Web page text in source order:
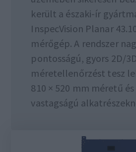
került a északi-ír
InspecVision Planar
mérőgép. A rendszer
pontosságú, gyors 2D/
méretellenőrzést tesz
810 × 520 mm méretű
vastagságú